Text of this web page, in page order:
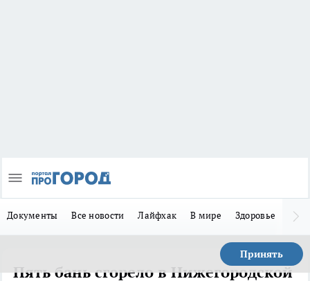
Документы Все новости Лайфхак В мире Здоровье
Принять
Пять бань сгорело в Нижегородской